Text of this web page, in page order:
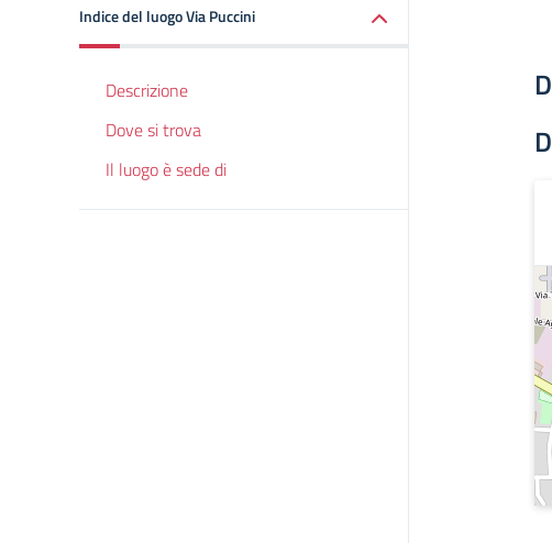
Indice del luogo Via Puccini
Descrizione
Dove si trova
Il luogo è sede di